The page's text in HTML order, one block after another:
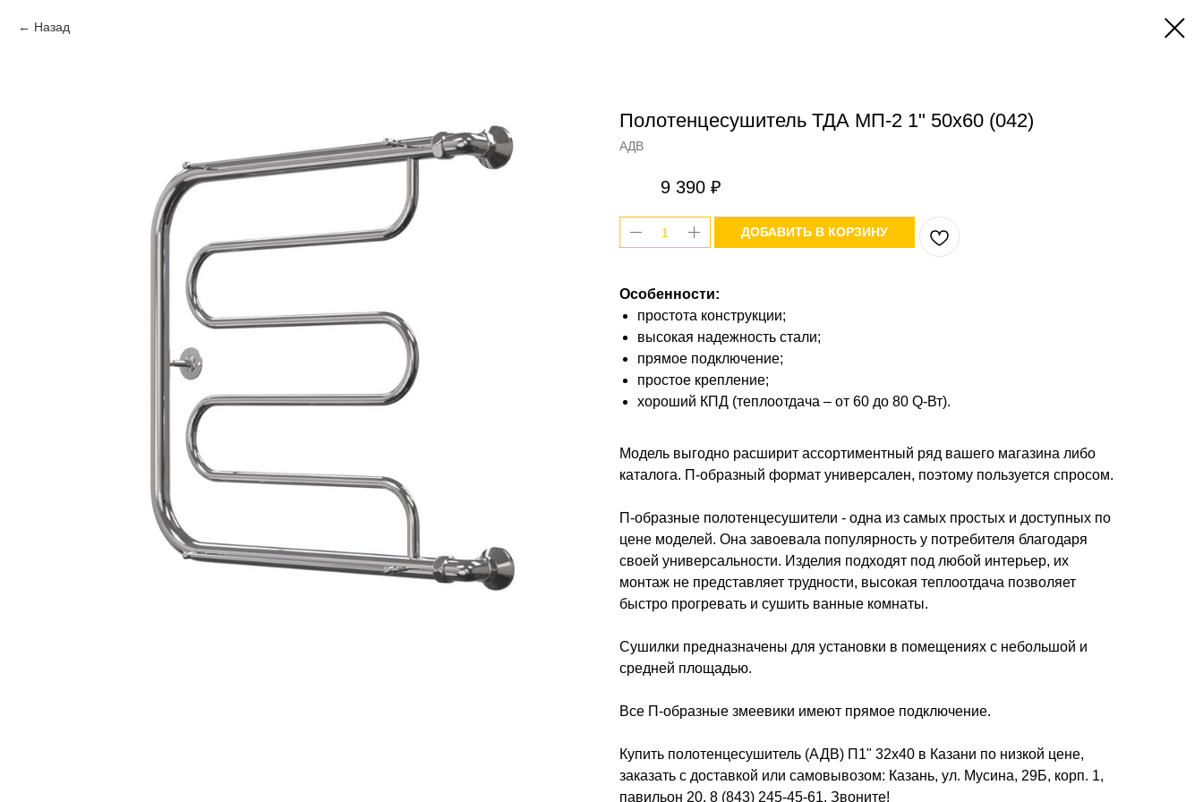
Назад
Полотенцесушитель ТДА МП-2 1" 50х60 (042)
АДВ
9 390 ₽
ДОБАВИТЬ В КОРЗИНУ
Особенности:
простота конструкции;
высокая надежность стали;
прямое подключение;
простое крепление;
хороший КПД (теплоотдача – от 60 до 80 Q-Вт).
Модель выгодно расширит ассортиментный ряд вашего магазина либо
каталога. П-образный формат универсален, поэтому пользуется спросом.
П-образные полотенцесушители - одна из самых простых и доступных по
цене моделей. Она завоевала популярность у потребителя благодаря
своей универсальности. Изделия подходят под любой интерьер, их
монтаж не представляет трудности, высокая теплоотдача позволяет
быстро прогревать и сушить ванные комнаты.
Сушилки предназначены для установки в помещениях с небольшой и
средней площадью.
Все П-образные змеевики имеют прямое подключение.
Купить полотенцесушитель (АДВ) П1" 32х40 в Казани по низкой цене,
заказать с доставкой или самовывозом: Казань, ул. Мусина, 29Б, корп. 1,
павильон 20, 8 (843) 245-45-61. Звоните!